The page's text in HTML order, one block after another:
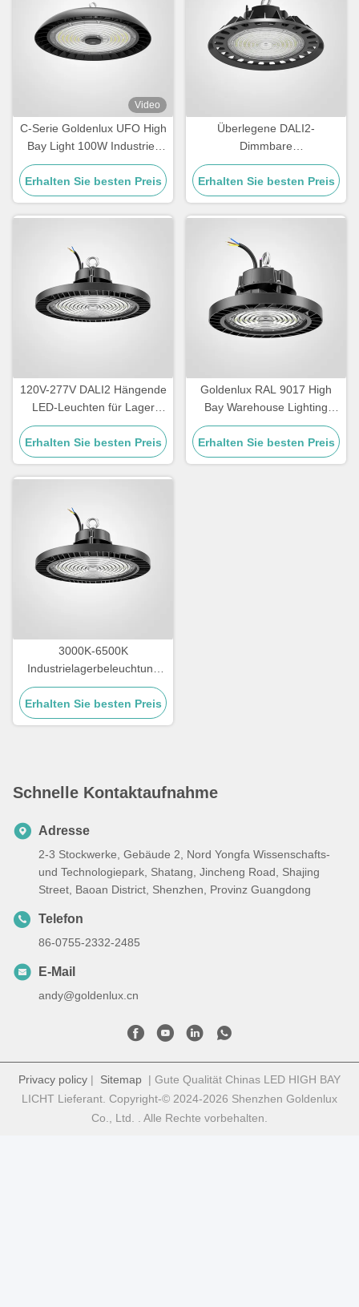
Video
C-Serie Goldenlux UFO High
Bay Light 100W Industrie-
High Bay Led-Leuchten
Erhalten Sie besten Preis
Überlegene DALI2-
Dimmbare
Hochlagerbeleuchtung für
Lager
Erhalten Sie besten Preis
120V-277V DALI2 Hängende
LED-Leuchten für Lager
IP65 Wasserdicht
Erhalten Sie besten Preis
Goldenlux RAL 9017 High
Bay Warehouse Lighting
SMD2835 Industrielle High
Bay Leuchten
Erhalten Sie besten Preis
3000K-6500K
Industrielagerbeleuchtung
IK09 Beurteilung LED
Hochbuchtenbeleuchtung
Erhalten Sie besten Preis
Schnelle Kontaktaufnahme
Adresse
2-3 Stockwerke, Gebäude 2, Nord Yongfa Wissenschafts-
und Technologiepark, Shatang, Jincheng Road, Shajing
Street, Baoan District, Shenzhen, Provinz Guangdong
Telefon
86-0755-2332-2485
E-Mail
andy@goldenlux.cn
Privacy policy | Sitemap | Gute Qualität Chinas LED HIGH BAY
LICHT Lieferant. Copyright-© 2024-2026 Shenzhen Goldenlux
Co., Ltd. . Alle Rechte vorbehalten.